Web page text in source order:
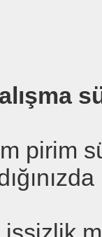
pirim